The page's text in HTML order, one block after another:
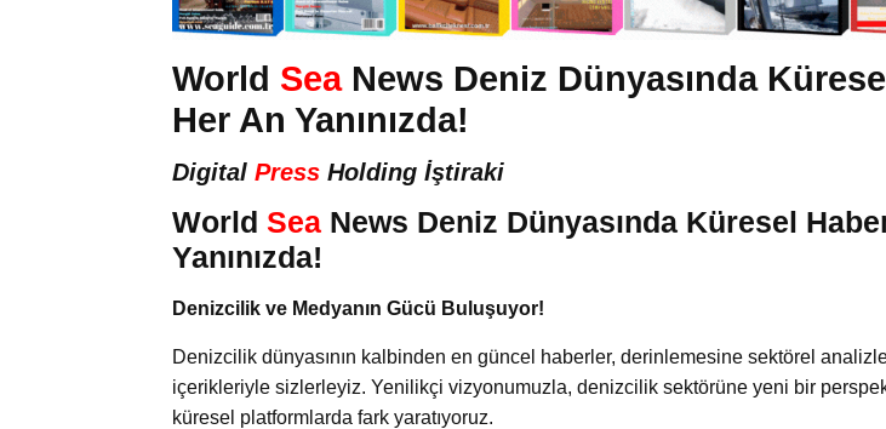
World SeaNews Deniz Dünyasında
Her An Yanınızda!
Digital Press Holding İştiraki
World Sea News Deniz Dünyasında Küresel
Yanınızda!
Denizcilik ve Medyanın Gücü Buluşuyor!
Denizcilik dünyasının kalbinden en güncel haberler, derinlemesine sektörel
içerikleriyle sizlerleyiz. Yenilikçi vizyonumuzla, denizcilik sektörüne yeni bir
küresel platformlarda fark yaratıyoruz.